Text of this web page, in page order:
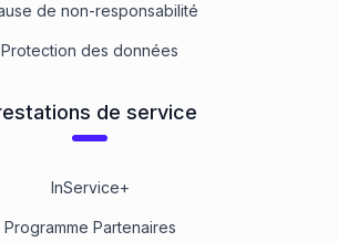
de non-responsabilité
Protection des données
de service
InService+
Programme Partenaires